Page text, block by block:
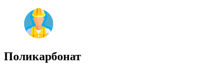
Поликарбонат